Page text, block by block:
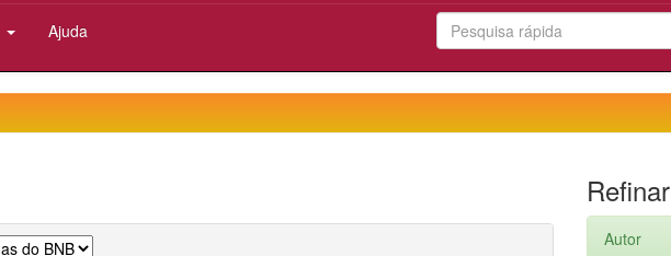
Ajuda
Refinar
Autor